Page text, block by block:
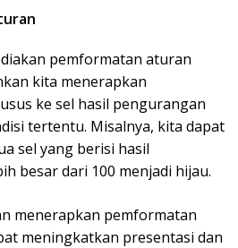
pemformatan aturan
kita menerapkan
ke sel hasil pengurangan
tertentu. Misalnya, kita dapat
sel yang berisi hasil
besar dari 100 menjadi hijau.
menerapkan pemformatan
meningkatkan presentasi dan